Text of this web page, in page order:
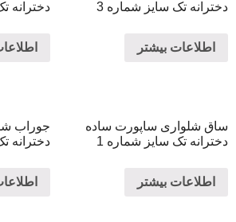
دخترانه تک سایز شماره 3
اطلاعات بیشتر
دخترانه
ساق شلواری ساپورت ساده
دخترانه تک سایز شماره 1
اطلاعات بیشتر
جوراب
دخترانه